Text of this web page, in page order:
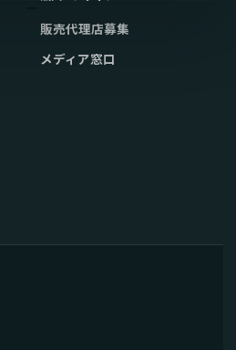
販売代理店募集
メディア窓口